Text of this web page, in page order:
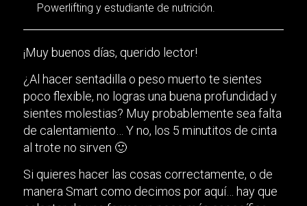
Powerlifting y estudiante de nutrición.
¡Muy buenos días, querido lector!
¿Al hacer sentadilla o peso muerto te sientes
poco flexible, no logras una buena profundidad y
sientes molestias? Muy probablemente sea falta
de calentamiento… Y no, los 5 minutitos de cinta
al trote no sirven 🙂
Si quieres hacer las cosas correctamente, o de
manera Smart como decimos por aquí… hay que